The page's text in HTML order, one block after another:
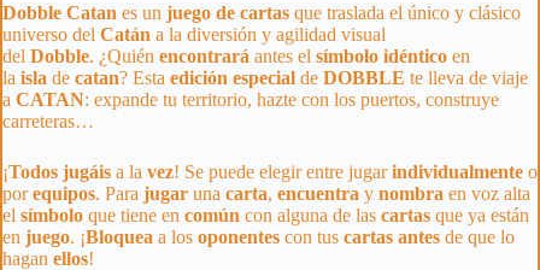
Dobble Catan es un juego de cartas que traslada el único y clásico
universo del Catán a la diversión y agilidad visual
del Dobble. ¿Quién encontrará antes el símbolo idéntico en
la isla de catan? Esta edición especial de DOBBLE te lleva de viaje
a CATAN: expande tu territorio, hazte con los puertos, construye
carreteras…
¡Todos jugáis a la vez! Se puede elegir entre jugarindividualmente o
porequipos. Para jugar una carta, encuentra y nombra en voz alta
el símbolo que tiene en común con alguna de las cartas que ya están
en juego. ¡Bloquea a los oponentes con tus cartas antes de que lo
hagan ellos!